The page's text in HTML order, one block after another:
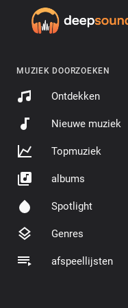
Warning: session_start():
MUZIEK DOORZOEKEN
Ontdekken
Nieuwe muziek
Topmuziek
albums
Spotlight
Genres
afspeellijsten